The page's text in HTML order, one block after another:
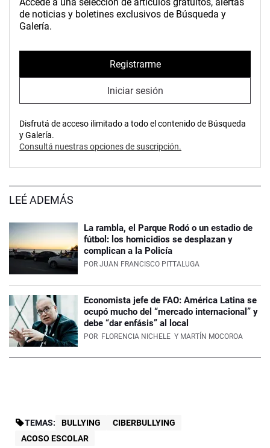
de noticias y boletines exclusivos de Búsqueda y
Galería.
Registrarme
Iniciar sesión
Disfrutá de acceso ilimitado a todo el contenido de Búsqueda
y Galería.
Consultá nuestras opciones de suscripción.
LEÉ ADEMÁS
La rambla, el Parque Rodó o un estadio de
fútbol: los homicidios se desplazan y
complican a la Policía
POR JUAN FRANCISCO PITTALUGA
Economista jefe de FAO: América Latina se
ocupó mucho del “mercado internacional” y
debe “dar enfásis” al local
POR FLORENCIA NICHELE Y MARTÍN MOCOROA
TEMAS: BULLYING
CIBERBULLYING
ACOSO ESCOLAR